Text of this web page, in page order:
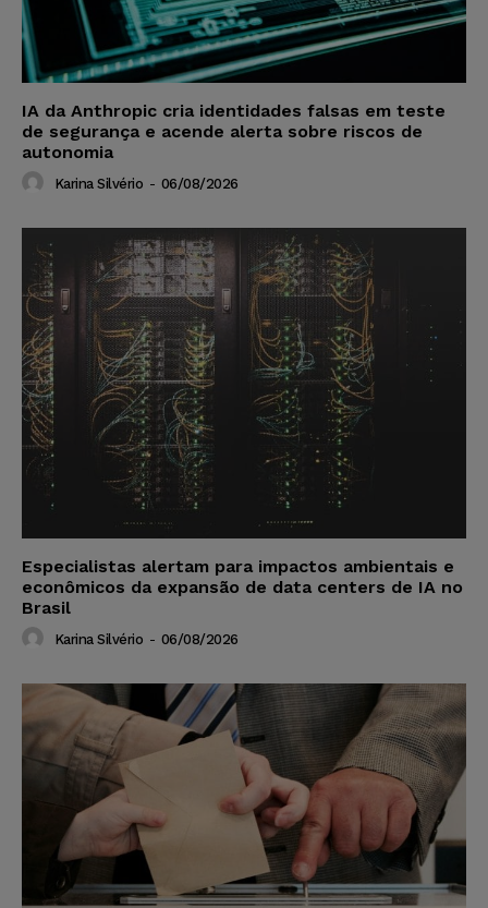
IA da Anthropic cria identidades falsas em teste
de segurança e acende alerta sobre riscos de
autonomia
Karina Silvério - 06/08/2026
Especialistas alertam para impactos ambientais e
econômicos da expansão de data centers de IA no
Brasil
Karina Silvério - 06/08/2026